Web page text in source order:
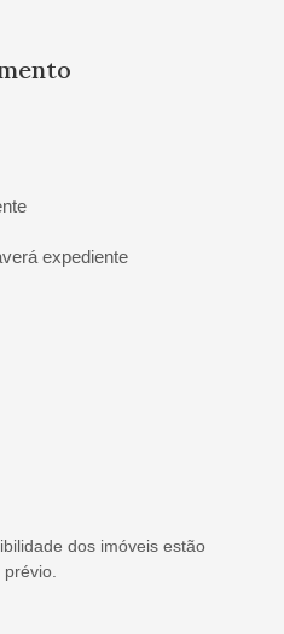
expediente
dos imóveis estão